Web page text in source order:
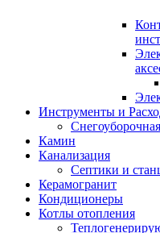
Инструменты и
Камин
Канализация
Септики и
Керамогранит
Кондиционеры
Котлы отопления